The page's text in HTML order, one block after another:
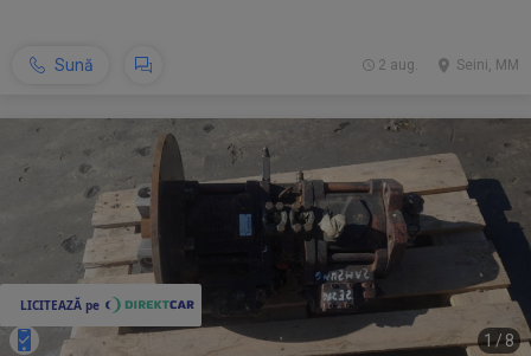
Sună Seini, MM
2 aug.
1 /8